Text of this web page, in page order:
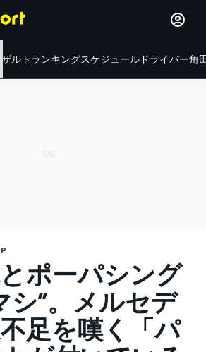
ザルト ランキングスケジュール ドライバー角
ポーパシング
シ”。メルセデ
足を嘆く「パ